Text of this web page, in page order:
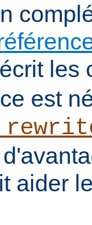
les
est
aider